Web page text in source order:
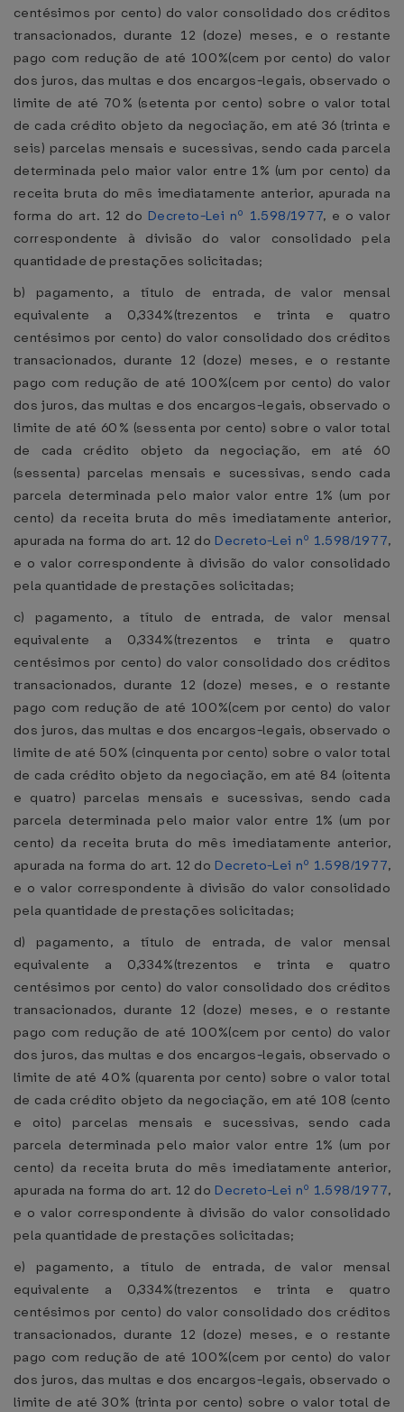
centésimos por cento) do valor consolidado dos créditos
transacionados, durante 12 (doze) meses, e o restante
pago com redução de até 100%(cem por cento) do valor
dos juros, das multas e dos encargos-legais, observado o
limite de até 70% (setenta por cento) sobre o valor total
de cada crédito objeto da negociação, em até 36 (trinta e
seis) parcelas mensais e sucessivas, sendo cada parcela
determinada pelo maior valor entre 1% (um por cento) da
receita bruta do mês imediatamente anterior, apurada na
forma do art. 12 do Decreto-Lei nº 1.598/1977, e o valor
correspondente à divisão do valor consolidado pela
quantidade de prestações solicitadas;
b) pagamento, a título de entrada, de valor mensal
equivalente a 0,334%(trezentos e trinta e quatro
centésimos por cento) do valor consolidado dos créditos
transacionados, durante 12 (doze) meses, e o restante
pago com redução de até 100%(cem por cento) do valor
dos juros, das multas e dos encargos-legais, observado o
limite de até 60% (sessenta por cento) sobre o valor total
de cada crédito objeto da negociação, em até 60
(sessenta) parcelas mensais e sucessivas, sendo cada
parcela determinada pelo maior valor entre 1% (um por
cento) da receita bruta do mês imediatamente anterior,
apurada na forma do art. 12 do Decreto-Lei nº 1.598/1977,
e o valor correspondente à divisão do valor consolidado
pela quantidade de prestações solicitadas;
c) pagamento, a título de entrada, de valor mensal
equivalente a 0,334%(trezentos e trinta e quatro
centésimos por cento) do valor consolidado dos créditos
transacionados, durante 12 (doze) meses, e o restante
pago com redução de até 100%(cem por cento) do valor
dos juros, das multas e dos encargos-legais, observado o
limite de até 50% (cinquenta por cento) sobre o valor total
de cada crédito objeto da negociação, em até 84 (oitenta
e quatro) parcelas mensais e sucessivas, sendo cada
parcela determinada pelo maior valor entre 1% (um por
cento) da receita bruta do mês imediatamente anterior,
apurada na forma do art. 12 do Decreto-Lei nº 1.598/1977,
e o valor correspondente à divisão do valor consolidado
pela quantidade de prestações solicitadas;
d) pagamento, a título de entrada, de valor mensal
equivalente a 0,334%(trezentos e trinta e quatro
centésimos por cento) do valor consolidado dos créditos
transacionados, durante 12 (doze) meses, e o restante
pago com redução de até 100%(cem por cento) do valor
dos juros, das multas e dos encargos-legais, observado o
limite de até 40% (quarenta por cento) sobre o valor total
de cada crédito objeto da negociação, em até 108 (cento
e oito) parcelas mensais e sucessivas, sendo cada
parcela determinada pelo maior valor entre 1% (um por
cento) da receita bruta do mês imediatamente anterior,
apurada na forma do art. 12 do Decreto-Lei nº 1.598/1977,
e o valor correspondente à divisão do valor consolidado
pela quantidade de prestações solicitadas;
e) pagamento, a título de entrada, de valor mensal
equivalente a 0,334%(trezentos e trinta e quatro
centésimos por cento) do valor consolidado dos créditos
transacionados, durante 12 (doze) meses, e o restante
pago com redução de até 100%(cem por cento) do valor
dos juros, das multas e dos encargos-legais, observado o
limite de até 30% (trinta por cento) sobre o valor total de